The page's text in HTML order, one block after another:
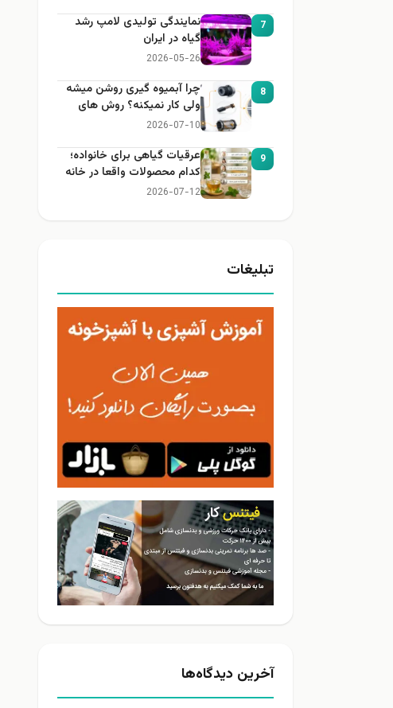
7
نمایندگی تولیدی لامپ رشد
گیاه در ایران
2026-05-26
8
چرا آبمیوه گیری روشن میشه
ولی کار نمیکنه؟ روش های
عیب یابی
2026-07-10
9
عرقیات گیاهی برای خانواده؛
کدام محصولات واقعا در خانه
کاربرد دارند؟
2026-07-12
تبلیغات
آخرین دیدگاه‌ها